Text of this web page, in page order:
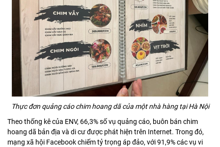
Thực đơn quảng cáo chim hoang dã của một nhà hàng tại Hà Nội
Theo thống kê của ENV, 66,3% số vụ quảng cáo, buôn bán chim
hoang dã bản địa và di cư được phát hiện trên Internet. Trong đó,
mạng xã hội Facebook chiếm tỷ trọng áp đảo, với 91,9% các vụ vi